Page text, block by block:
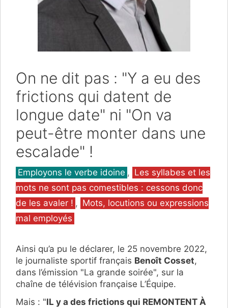
On ne dit pas : "Y a eu des
frictions qui datent de
longue date" ni "On va
peut-être monter dans une
escalade" !
Catégories
Employons le verbe idoine , Les syllabes et les
mots ne sont pas comestibles : cessons donc
de les avaler ! , Mots, locutions ou expressions
mal employés
Ainsi qu’a pu le déclarer, le 25 novembre 2022,
le journaliste sportif français Benoît Cosset,
dans l’émission "La grande soirée", sur la
chaîne de télévision française L’Équipe.
Mais : "IL y a des frictions qui REMONTENT À